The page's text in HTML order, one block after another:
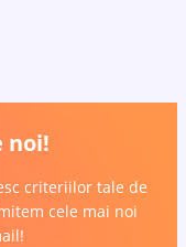
noi!
criteriilor tale de
cele mai noi